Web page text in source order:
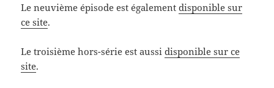
Le neuvième épisode est égalementdisponible sur
ce site.
Le troisième hors-série est aussidisponible sur ce
site.